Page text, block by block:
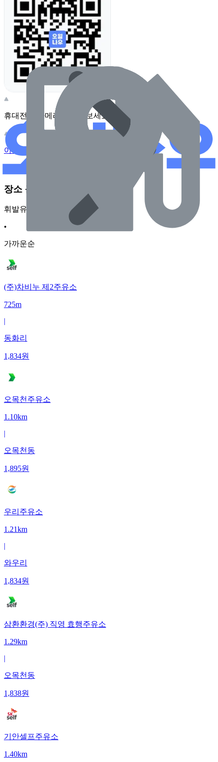
휴대전화 카메라로 찍어보세요
이 주유소의 사장님이신가요?
장소 근처 주유소
휘발유
•
가까운순
(주)차비누 제2주유소
725m
|
동화리
1,834원
오목천주유소
1.10km
|
오목천동
1,895원
우리주유소
1.21km
|
와우리
1,834원
삼환환경(주) 직영 효행주유소
1.29km
|
오목천동
1,838원
기안셀프주유소
1.40km